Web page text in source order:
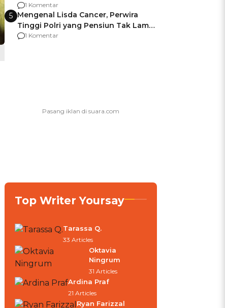
Berencana Pakai Jimat di Pakansari
1 Komentar
5 Mengenal Lisda Cancer, Perwira
Tinggi Polri yang Pensiun Tak Lama
Usai Jadi Brigjen
1 Komentar
Top Writer Yoursay
Tarassa Q.
33 Articles
Oktavia
Ningrum
31 Articles
Ardina Praf
21 Articles
Ryan Farizzal